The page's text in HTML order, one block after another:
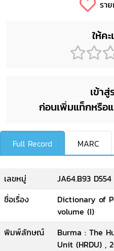
รา
ให้ค
เข้าสู่
ก่อนเพิ่มแท็กหรือ
Full Record MARC
เลขหมู่
JA64.B93
ชื่อเรื่อง
Dictionary of
volume (I)
พิมพ์ลักษณ์
Burma : The
Unit (HRDU) ,